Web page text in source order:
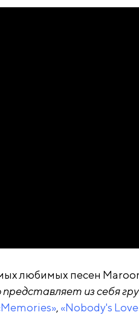
любимых песен
представляет из себя
, «Nobody's